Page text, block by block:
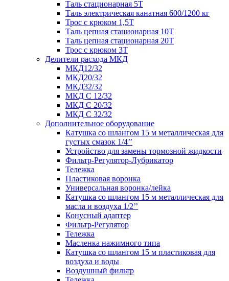
Таль стационарная 5Т
Таль электрическая канатная 600/1200 кг
Трос с крюком 1,5Т
Таль цепная стационарная 10Т
Таль цепная стационарная 20Т
Трос с крюком 3Т
Делители расхода МКД
МКД12/32
МКД20/32
МКД32/32
МКД С 12/32
МКД С 20/32
МКД С 32/32
Дополнительное оборудование
Катушка со шлангом 15 м металлическая для
густых смазок 1/4’’
Устройство для замены тормозной жидкости
Фильтр-Регулятор-Лубрикатор
Тележка
Пластиковая воронка
Универсальная воронка/лейка
Катушка со шлангом 15 м металлическая для
масла и воздуха 1/2’’
Конусный адаптер
Фильтр-Регулятор
Тележка
Масленка нажимного типа
Катушка со шлангом 15 м пластиковая для
воздуха и воды
Воздушный фильтр